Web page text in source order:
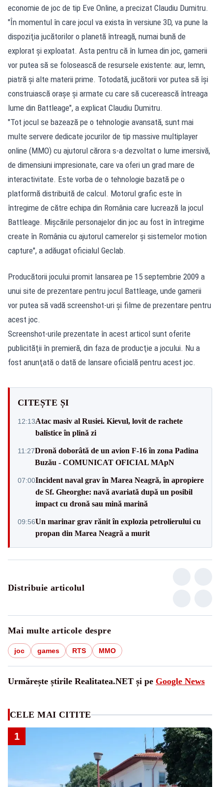
economie de joc de tip Eve Online, a precizat Claudiu Dumitru.
"În momentul în care jocul va exista în versiune 3D, va pune la
dispoziţia jucătorilor o planetă întreagă, numai bună de
explorat şi exploatat. Asta pentru că în lumea din joc, gamerii
vor putea să se folosească de resursele existente: aur, lemn,
piatră şi alte materii prime. Totodată, jucătorii vor putea să îşi
construiască oraşe şi armate cu care să cucerească întreaga
lume din Battleage", a explicat Claudiu Dumitru.
"Tot jocul se bazează pe o tehnologie avansată, sunt mai
multe servere dedicate jocurilor de tip massive multiplayer
online (MMO) cu ajutorul cărora s-a dezvoltat o lume imersivă,
de dimensiuni impresionate, care va oferi un grad mare de
interactivitate. Este vorba de o tehnologie bazată pe o
platformă distribuită de calcul. Motorul grafic este în
întregime de către echipa din România care lucrează la jocul
Battleage. Mişcările personajelor din joc au fost în întregime
create în România cu ajutorul camerelor şi sistemelor motion
capture", a adăugat oficialul Geclab.
Producătorii jocului promit lansarea pe 15 septembrie 2009 a
unui site de prezentare pentru jocul Battleage, unde gamerii
vor putea să vadă screenshot-uri şi filme de prezentare pentru
acest joc.
Screenshot-urile prezentate în acest articol sunt oferite
publicităţii în premieră, din faza de producţie a jocului. Nu a
fost anunţată o dată de lansare oficială pentru acest joc.
CITEȘTE ȘI
12:13Atac masiv al Rusiei. Kievul, lovit de rachete
balistice în plină zi
11:27Dronă doborâtă de un avion F‑16 în zona Padina
Buzău - COMUNICAT OFICIAL MApN
07:00Incident naval grav în Marea Neagră, în apropiere
de Sf. Gheorghe: navă avariată după un posibil
impact cu dronă sau mină marină
09:56Un marinar grav rănit în explozia petrolierului cu
propan din Marea Neagră a murit
Distribuie articolul
Mai multe articole despre
joc games RTS MMO
Urmărește știrile Realitatea.NET și pe Google News
CELE MAI CITITE
1